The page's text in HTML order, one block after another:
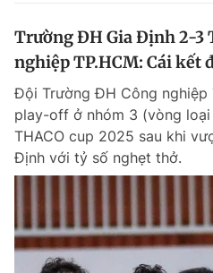
Trường ĐH Gia Định 2-3
nghiệp TP.HCM: Cái kết
Đội Trường ĐH Công nghiệp
play-off ở nhóm 3 (vòng loại
THACO cup 2025 sau khi
Định với tỷ số nghẹt thở.